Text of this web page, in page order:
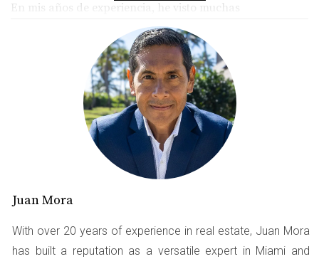
En mis años de experiencia, he visto muchas
transacciones fallar debido a la falta de un solo
documento. Esto no solo afecta al comprador, sino que
también puede dañar la reputación del agente
inmobiliario involucrado.
LLÁMAME AHORA
Caso de Estudio 1: Comprador primerizo
entusiasmo, pero no sabía que necesitaba un
comprobante de ingresos y un informe crediticio antes
de hacer una oferta. Al descubrirlo tarde, perdió una
Juan Mora
With over 20 years of experience in real estate, Juan Mora
has built a reputation as a versatile expert in Miami and